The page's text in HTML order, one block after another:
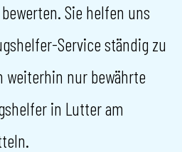
Sie helfen uns
Service ständig zu
weiterhin nur bewährte
in Lutter am